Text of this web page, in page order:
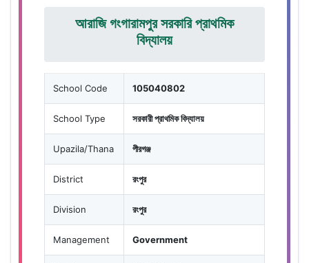
আরাজি গংগারামপুর সরকারি প্রাথমিক
বিদ্যালয়
School Code 105040802
School Type সরকারী প্রাথমিক বিদ্যালয়
Upazila/Thana পীরগঞ্জ
District রংপুর
Division রংপুর
Management Government